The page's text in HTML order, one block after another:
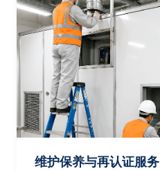
维护保养与再认证服务